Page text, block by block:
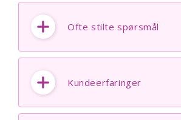
Ofte stilte spørsmål
Kundeerfaringer